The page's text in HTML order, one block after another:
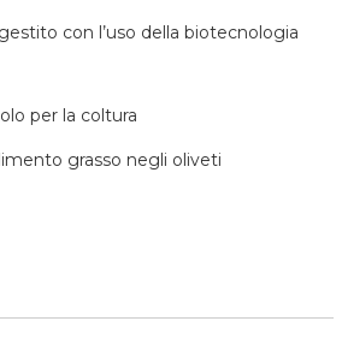
con l’uso della biotecnologia
per la coltura
grasso negli oliveti